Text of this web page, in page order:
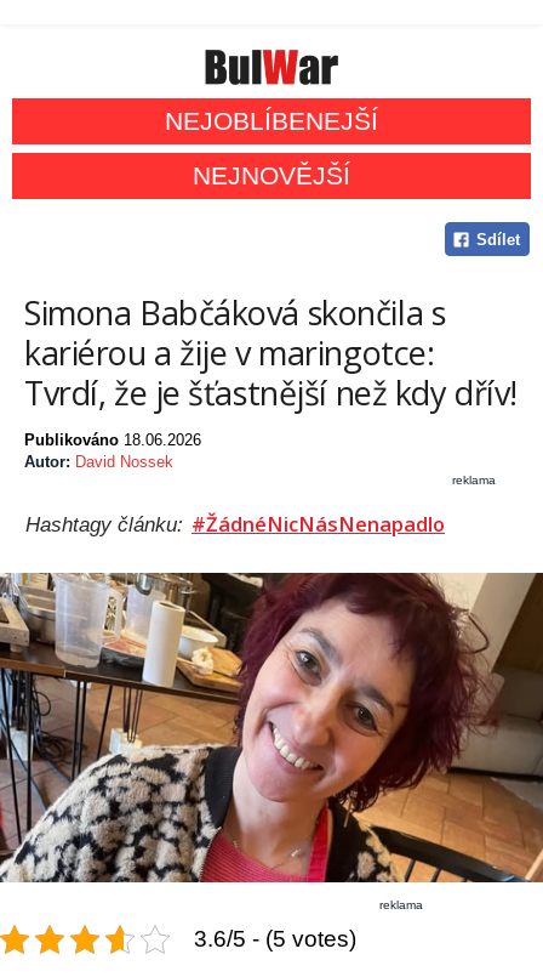
NEJOBLÍBENEJŠÍ
NEJNOVĚJŠÍ
Sdílet
Simona Babčáková skončila s
kariérou a žije v maringotce:
Tvrdí, že je šťastnější než kdy dřív!
Publikováno 18.06.2026
Autor: David Nossek
reklama
Hashtagy článku: #ŽádnéNicNásNenapadlo
reklama
3.6/5 - (5 votes)